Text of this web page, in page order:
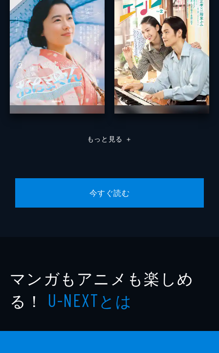
もっと見る ＋
今すぐ読む
マンガもアニメも楽しめ
る！ U-NEXTとは